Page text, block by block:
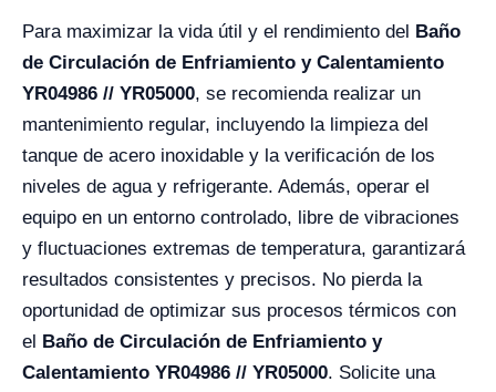
Para maximizar la vida útil y el rendimiento del
Baño
de Circulación de Enfriamiento y Calentamiento
YR04986 // YR05000, se recomienda realizar un
mantenimiento regular, incluyendo la limpieza del
tanque de acero inoxidable y la verificación de los
niveles de agua y refrigerante. Además, operar el
equipo en un entorno controlado, libre de vibraciones
y fluctuaciones extremas de temperatura, garantizará
resultados consistentes y precisos. No pierda la
oportunidad de optimizar sus procesos térmicos con
el
Baño de Circulación de Enfriamiento y
Calentamiento YR04986 // YR05000. Solicite una